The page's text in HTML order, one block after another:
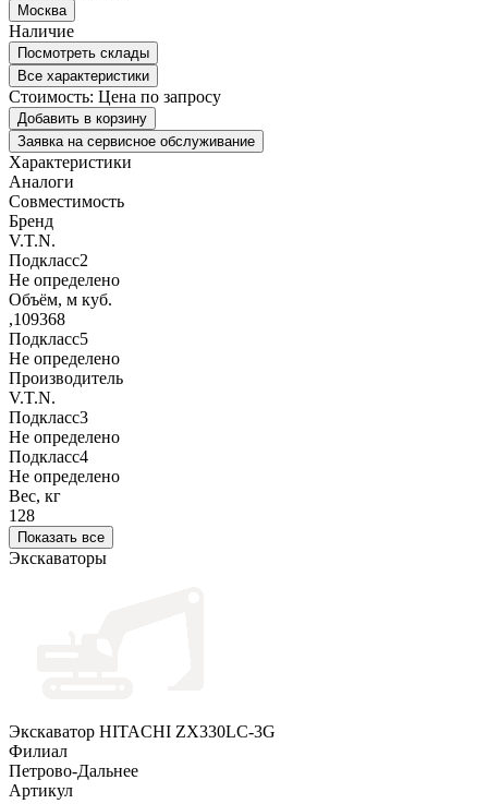
Москва
Наличие
Посмотреть склады
Все характеристики
Стоимость: Цена по запросу
Добавить в корзину
Заявка на сервисное обслуживание
Характеристики
Аналоги
Совместимость
Бренд
V.T.N.
Подкласс2
Не определено
Объём, м куб.
,109368
Подкласс5
Не определено
Производитель
V.T.N.
Подкласс3
Не определено
Подкласс4
Не определено
Вес, кг
128
Показать все
Экскаваторы
Экскаватор HITACHI ZX330LC-3G
Филиал
Петрово-Дальнее
Артикул